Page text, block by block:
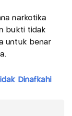
narkotika
bukti tidak
untuk benar
Dinafkahi